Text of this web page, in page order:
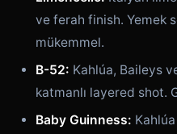
ve ferah finish. Yemek
mükemmel.
B-52: Kahlúa, Baileys
katmanlı layered shot.
Baby Guinness: